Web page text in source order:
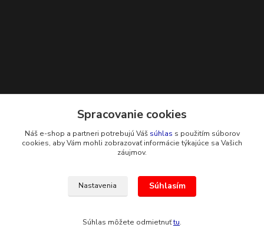
+421 948 229 224
Spracovanie cookies
Náš e-shop a partneri potrebujú Váš súhlas s použitím súborov
cookies, aby Vám mohli zobrazovať informácie týkajúce sa Vašich
záujmov.
Nastavenia Súhlasím
Súhlas môžete odmietnuťtu.